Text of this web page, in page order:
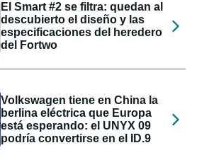
El Smart #2 se filtra: quedan al
descubierto el diseño y las
especificaciones del heredero
del Fortwo
Volkswagen tiene en China la
berlina eléctrica que Europa
está esperando: el UNYX 09
podría convertirse en el ID.9